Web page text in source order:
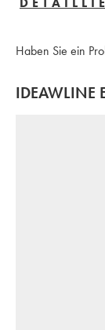
Haben Sie ein
IDEAWLINE